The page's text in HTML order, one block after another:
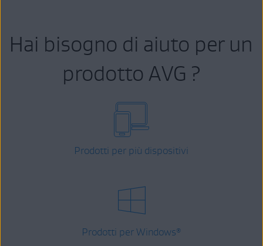
Hai bisogno di aiuto per un
prodotto AVG ?
Prodotti per più dispositivi
Prodotti per Windows®